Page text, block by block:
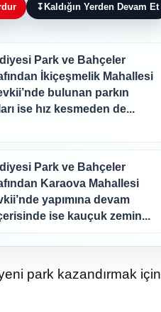
↧ Kaldığın Yerden Devam Et
Park ve Bahçeler
İkiçeşmelik Mahallesi
bulunan parkın
ise hız kesmeden de...
Park ve Bahçeler
Karaova Mahallesi
yapımına devam
ise kauçuk zemin...
park kazandırmak için